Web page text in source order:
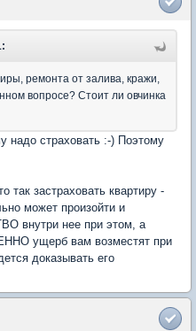
ремонта от залива, кражи,
вопросе? Стоит ли овчинка
страховать :-) Поэтому
так застраховать квартиру -
может произойти и
внутри нее при этом, а
ущерб вам возместят при
доказывать его